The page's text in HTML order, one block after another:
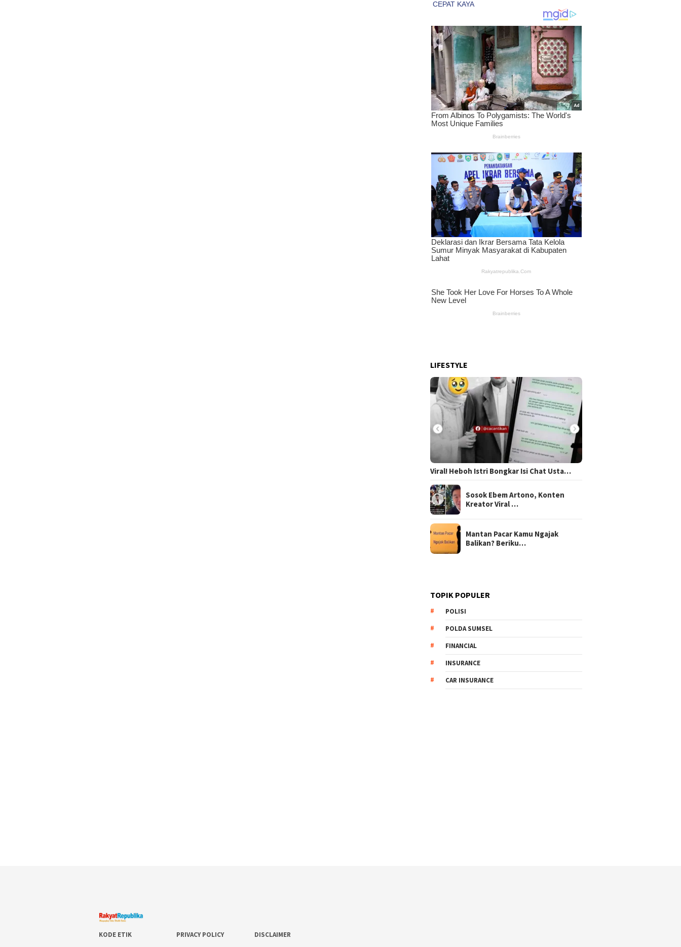
LIFESTYLE
Viral! Heboh Istri Bongkar Isi Chat Usta…
Sosok Ebem Artono, Konten
Kreator Viral …
Mantan Pacar Kamu Ngajak
Balikan? Beriku…
TOPIK POPULER
POLISI
POLDA SUMSEL
FINANCIAL
INSURANCE
CAR INSURANCE
KODE ETIK PRIVACY POLICY
DISCLAIMER